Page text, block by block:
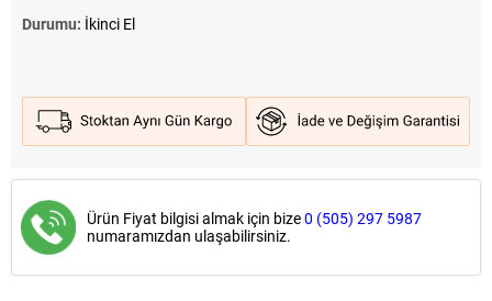
Durumu: İkinci El
Ürün Fiyat bilgisi almak için bize0 (505) 297 5987
numaramızdan ulaşabilirsiniz.